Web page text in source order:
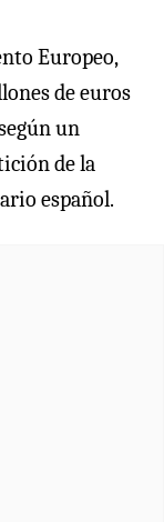
Europeo,
de euros
un
de la
español.